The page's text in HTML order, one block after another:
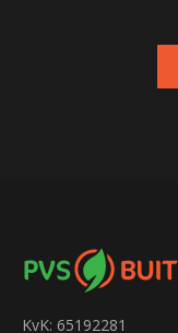
KvK: 65192281